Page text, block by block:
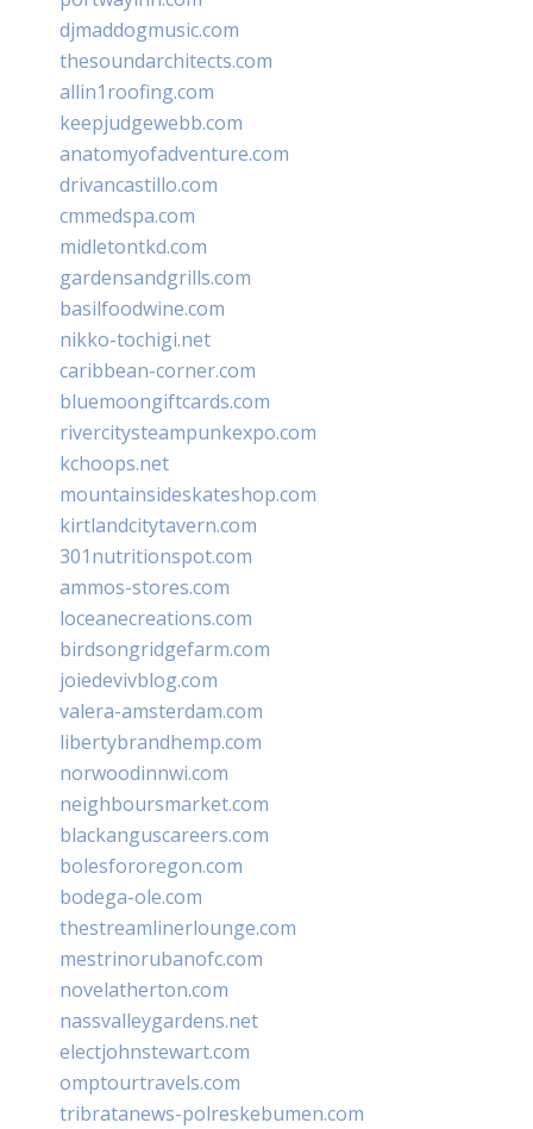
djmaddogmusic.com
thesoundarchitects.com
allin1roofing.com
keepjudgewebb.com
anatomyofadventure.com
drivancastillo.com
cmmedspa.com
midletontkd.com
gardensandgrills.com
basilfoodwine.com
nikko-tochigi.net
caribbean-corner.com
bluemoongiftcards.com
rivercitysteampunkexpo.com
kchoops.net
mountainsideskateshop.com
kirtlandcitytavern.com
301nutritionspot.com
ammos-stores.com
loceanecreations.com
birdsongridgefarm.com
joiedevivblog.com
valera-amsterdam.com
libertybrandhemp.com
norwoodinnwi.com
neighboursmarket.com
blackanguscareers.com
bolesfororegon.com
bodega-ole.com
thestreamlinerlounge.com
mestrinorubanofc.com
novelatherton.com
nassvalleygardens.net
electjohnstewart.com
omptourtravels.com
tribratanews-polreskebumen.com